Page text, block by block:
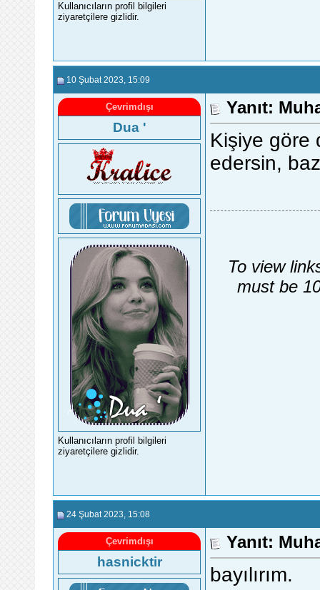
Kullanıcıların profil bilgileri
ziyaretçilere gizlidir.
10 Şubat 2023 , 15:09
Çevrimdışı
Dua '
Kullanıcıların profil bilgileri
ziyaretçilere gizlidir.
Yanıt:
Kişiye göre
edersin,
To view
must be
24 Şubat 2023 , 15:08
Çevrimdışı
hasnicktir
Yanıt:
bayılırım.